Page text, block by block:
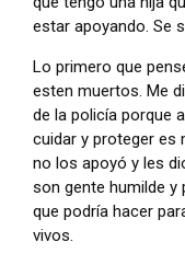
estar apoyando. Se
Lo primero que
esten muertos. Me
de la policía porque
cuidar y proteger es
no los apoyó y les
son gente humilde y
que podría hacer
vivos.